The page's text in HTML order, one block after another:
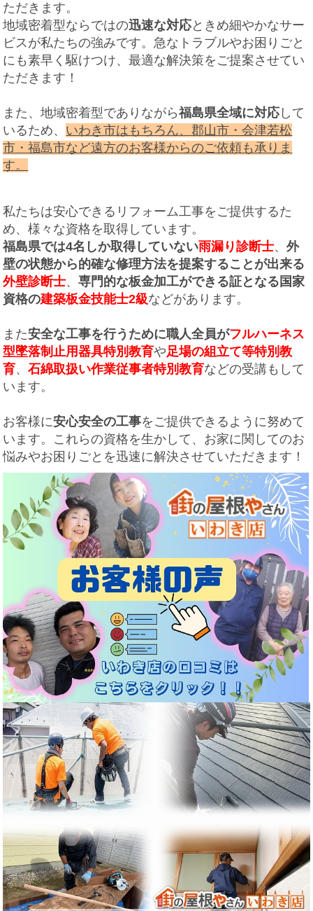
ただきます。
地域密着型ならではの迅速な対応ときめ細やかなサー
ビスが私たちの強みです。急なトラブルやお困りごと
にも素早く駆けつけ、最適な解決策をご提案させてい
ただきます！
また、地域密着型でありながら福島県全域に対応して
いるため、 いわき市はもちろん、郡山市・会津若松
市・福島市など遠方のお客様からのご依頼も承りま
す。
私たちは安心できるリフォーム工事をご提供するた
め、様々な資格を取得しています。
福島県では4名しか取得していない雨漏り診断士、外
壁の状態から的確な修理方法を提案することが出来る
外壁診断士、専門的な板金加工ができる証となる国家
資格の建築板金技能士2級などがあります。
また安全な工事を行うために職人全員がフルハーネス
型墜落制止用器具特別教育や足場の組立て等特別教
育、石綿取扱い作業従事者特別教育などの受講もして
います。
お客様に安心安全の工事をご提供できるように努めて
います。これらの資格を生かして、お家に関してのお
悩みやお困りごとを迅速に解決させていただきます！